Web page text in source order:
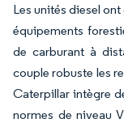
Les unités diesel
équipements
de carburant à
couple robuste les
Caterpillar intègre
normes de niveau